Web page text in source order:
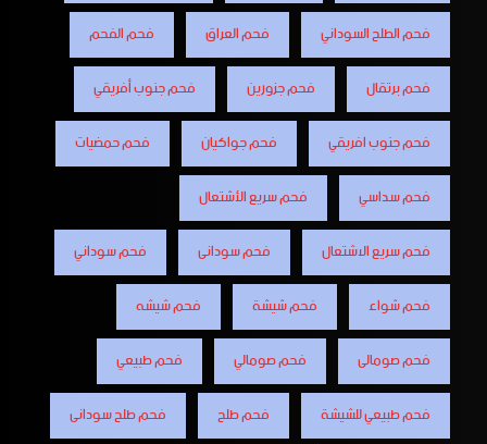
فحم الطلح السوداني
فحم العراق
فحم الفحم
فحم برتقال
فحم جزورين
فحم جنوب أفريقي
فحم جنوب افريقي
فحم جواكيان
فحم حمضيات
فحم سداسي
فحم سريع الأشتعال
فحم سريع الاشتعال
فحم سودانى
فحم سوداني
فحم شواء
فحم شيشة
فحم شيشه
فحم صومالى
فحم صومالي
فحم طبيعي
فحم طبيعي للشيشة
فحم طلح
فحم طلح سودانى